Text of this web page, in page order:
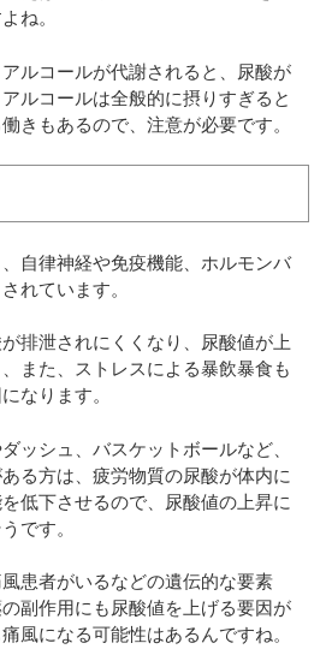
ね。
ルコールが代謝されると、尿酸が
ルコールは全般的に摂りすぎると
きもあるので、注意が必要です。
自律神経や免疫機能、ホルモンバ
れています。
排泄されにくくなり、尿酸値が上
また、ストレスによる暴飲暴食も
なります。
ッシュ、バスケットボールなど、
る方は、疲労物質の尿酸が体内に
低下させるので、尿酸値の上昇に
です。
患者がいるなどの遺伝的な要素
副作用にも尿酸値を上げる要因が
風になる可能性はあるんですね。